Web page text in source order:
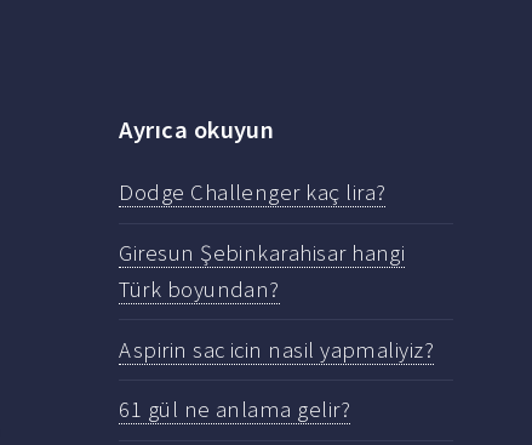
Ayrıca okuyun
Dodge Challenger kaç lira?
Giresun Şebinkarahisar hangi
Türk boyundan?
Aspirin sac icin nasil yapmaliyiz?
61 gül ne anlama gelir?